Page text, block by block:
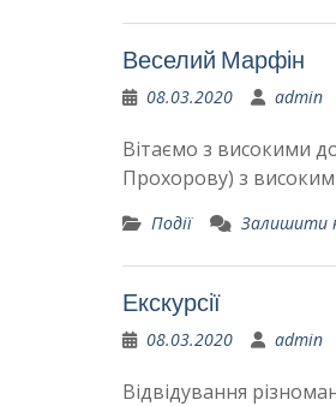
Веселий Марфін
08.03.2020 admin
Вітаємо з високими
Прохорову) з
Події Залишити
Екскурсії
08.03.2020 admin
Відвідування